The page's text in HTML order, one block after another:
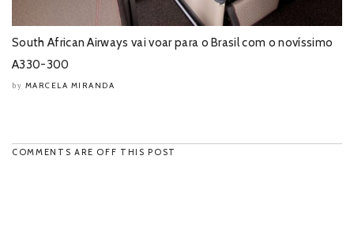
South African Airways vai voar para o Brasil com o novíssimo
A330-300
by MARCELA MIRANDA
COMMENTS ARE OFF THIS POST